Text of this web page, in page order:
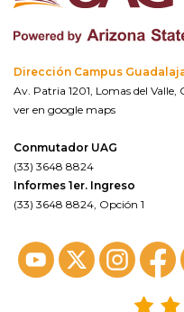
Dirección Campus
Av. Patria 1201, Lomas del Valle,
ver en google maps
Conmutador UAG
(33) 3648 8824
Informes 1er. Ingreso
(33) 3648 8824, Opción 1